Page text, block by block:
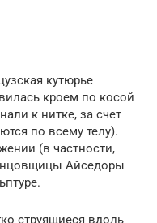
кутюрье
кроем по косой
к нитке, за счет
по всему телу).
(в частности,
Айседоры
струящиеся вдоль